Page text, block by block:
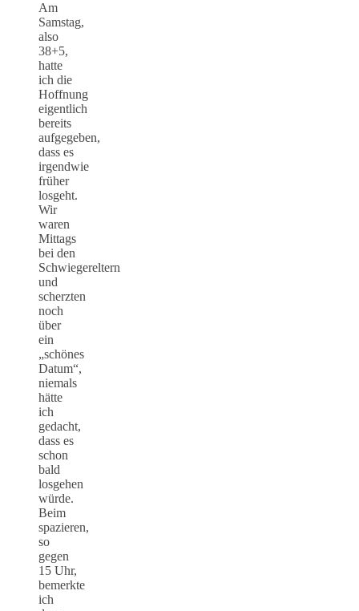
Am
Samstag,
also
38+5,
hatte
ich die
Hoffnung
eigentlich
bereits
aufgegeben,
dass es
irgendwie
früher
losgeht.
Wir
waren
Mittags
bei den
Schwiegereltern
und
scherzten
noch
über
ein
„schönes
Datum“,
niemals
hätte
ich
gedacht,
dass es
schon
bald
losgehen
würde.
Beim
spazieren,
so
gegen
15 Uhr,
bemerkte
ich